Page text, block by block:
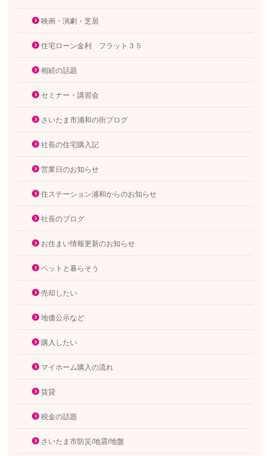
映画・演劇・芝居
住宅ローン金利 フラット３５
相続の話題
セミナー・講習会
さいたま市浦和の街ブログ
社長の住宅購入記
営業日のお知らせ
住ステーション浦和からのお知らせ
社長のブログ
お住まい情報更新のお知らせ
ペットと暮らそう
売却したい
地価公示など
購入したい
マイホーム購入の流れ
賃貸
税金の話題
さいたま市防災/地震/地盤